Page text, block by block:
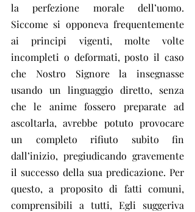
la perfezione morale dell’uomo.
Siccome si opponeva frequentemente
ai principi vigenti, molte volte
incompleti o deformati, posto il caso
che Nostro Signore la insegnasse
usando un linguaggio diretto, senza
che le anime fossero preparate ad
ascoltarla, avrebbe potuto provocare
un completo rifiuto subito fin
dall’inizio, pregiudicando gravemente
il successo della sua predicazione. Per
questo, a proposito di fatti comuni,
comprensibili a tutti, Egli suggeriva